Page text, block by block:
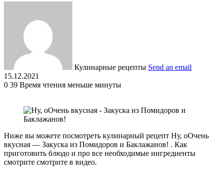
Кулинарные рецепты Send an email
15.12.2021
0 39 Время чтения меньше минуты
Ниже вы можете посмотреть кулинарный рецепт Ну, оОчень
вкусная — Закуска из Помидоров и Баклажанов! . Как
приготовить блюдо и про все необходимые ингредиенты
смотрите смотрите в видео.